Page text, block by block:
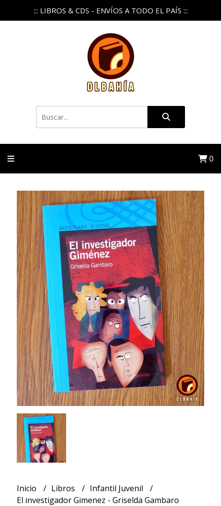
::: LIBROS & CDS - ENVÍOS A TODO EL PAÍS :::
0
Inicio Libros
Infantil Juvenil
El investigador Gimenez - Griselda Gambaro